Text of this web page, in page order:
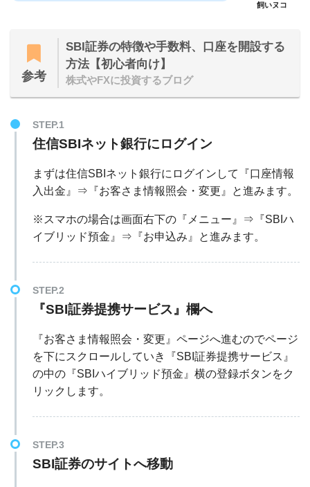
飼いヌコ
参考
SBI証券の特徴や手数料、口座を開設する
方法【初心者向け】
株式やFXに投資するブログ
STEP.1
住信SBIネット銀行にログイン
まずは住信SBIネット銀行にログインして『口座情報
入出金』⇒『お客さま情報照会・変更』と進みます。
※スマホの場合は画面右下の『メニュー』⇒『SBIハ
イブリッド預金』⇒『お申込み』と進みます。
STEP.2
『SBI証券提携サービス』欄へ
『お客さま情報照会・変更』ページへ進むのでページ
を下にスクロールしていき『SBI証券提携サービス』
の中の『SBIハイブリッド預金』横の登録ボタンをク
リックします。
STEP.3
SBI証券のサイトへ移動